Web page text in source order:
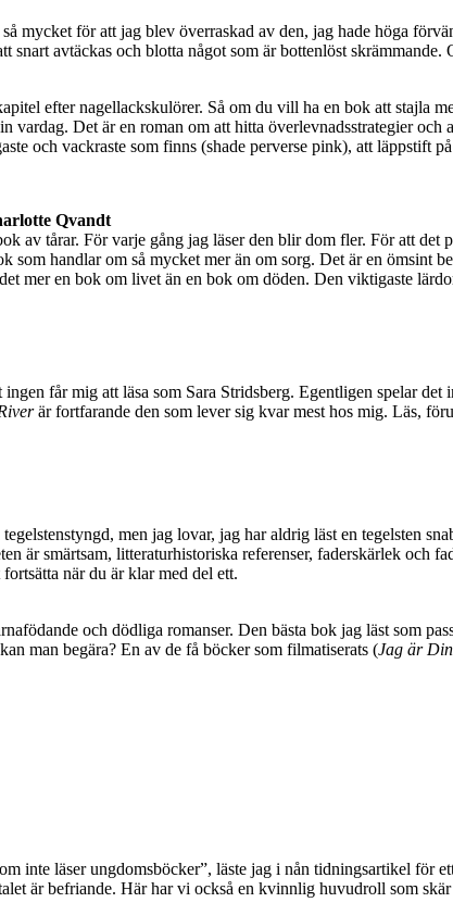
mycket för att jag blev överraskad av den, jag hade höga
avtäckas och blotta något som är bottenlöst skrämmande.
efter nagellackskulörer. Så om du vill ha en bok att stajla
Det är en roman om att hitta överlevnadsstrategier
och vackraste som finns (shade perverse pink), att läppstift
Qvandt
av tårar. För varje gång jag läser den blir dom fler. För att
som handlar om så mycket mer än om sorg. Det är en ömsint
mer en bok om livet än en bok om döden. Den viktigaste
får mig att läsa som Sara Stridsberg. Egentligen spelar
är fortfarande den som lever sig kvar mest hos mig. Läs,
men jag lovar, jag har aldrig läst en tegelsten
är smärtsam, litteraturhistoriska referenser, faderskärlek och
när du är klar med del ett.
och dödliga romanser. Den bästa bok jag läst som
man begära? En av de få böcker som filmatiserats (Jag är
inte läser ungdomsböcker”, läste jag i nån tidningsartikel för
är befriande. Här har vi också en kvinnlig huvudroll som